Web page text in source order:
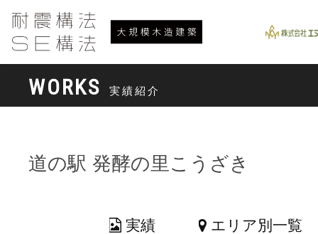
WORKS 実績紹介
道の駅 発酵の里こうざき
実績 エリア別一覧